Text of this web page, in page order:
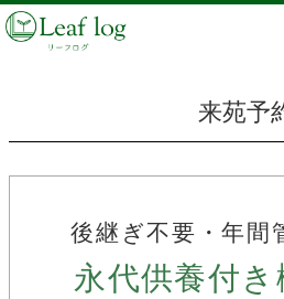
来苑予
後継ぎ不要・年間
永代供養付き